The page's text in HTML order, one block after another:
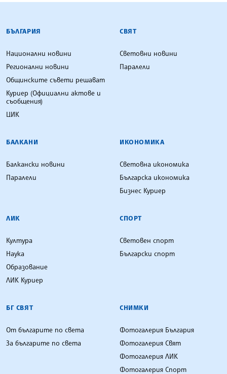
БЪЛГАРСКА ТЕЛЕГРАФНА АГЕНЦИЯ
БЪЛГАРИЯ
Национални новини
Регионални новини
Общинските съвети решават
Куриер (Официални актове и
съобщения)
ЦИК
СВЯТ
Световни новини
Паралели
БАЛКАНИ
Балкански новини
Паралели
ИКОНОМИКА
Световна икономика
Българска икономика
Бизнес Куриер
ЛИК
Култура
Наука
Образование
ЛИК Куриер
СПОРТ
Световен спорт
Български спорт
БГ СВЯТ
От българите по света
За българите по света
СНИМКИ
Фотогалерия България
Фотогалерия Свят
Фотогалерия ЛИК
Фотогалерия Спорт